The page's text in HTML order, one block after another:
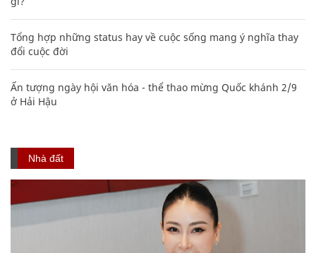
Tổng hợp những status hay về cuộc sống mang ý nghĩa thay
đổi cuộc đời
Ấn tượng ngày hội văn hóa - thể thao mừng Quốc khánh 2/9
ở Hải Hậu
Nhà đất